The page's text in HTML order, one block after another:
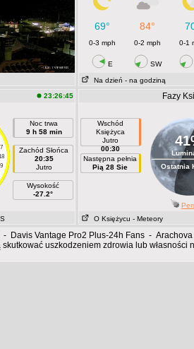
69° 84°
0-3 mph 0-2 mph 0-1
E SW
Na dzień - na godziną
23:26:45
Noc trwa
9 h 58 min
Zachód Słońca
20:35
Jutro
Wysokość
-27.2°
Fazy
Wschód
Księżyca
Jutro
00:30
Następna pełnia
Pią 28 Sie
Ostatnia
O Księżycu - Meteory
Davis Vantage Pro2 Plus-24h Fans - Arachova
uszkodzeniem zdrowia lub własności